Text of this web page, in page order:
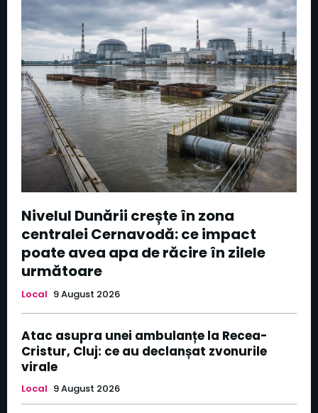
Nivelul Dunării crește în zona
centralei Cernavodă: ce impact
poate avea apa de răcire în zilele
următoare
Local 9 August 2026
Atac asupra unei ambulanțe la Recea-
Cristur, Cluj: ce au declanșat zvonurile
virale
Local 9 August 2026